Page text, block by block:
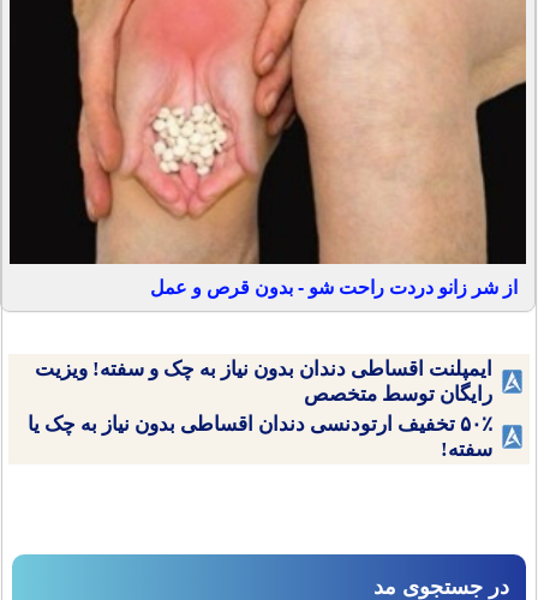
از شر زانو دردت راحت شو - بدون قرص و عمل
ایمپلنت اقساطی دندان بدون نیاز به چک و سفته! ویزیت
رایگان توسط متخصص
۵۰٪ تخفیف ارتودنسی دندان اقساطی بدون نیاز به چک یا
سفته!
در جستجوی مد